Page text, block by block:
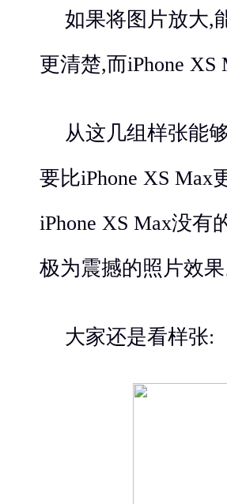
如果将图片放大,
更清楚,而iPhone
从这几组样张能
要比iPhone XS Max
iPhone XS Max没
极为震撼的照片效果
大家还是看样张: